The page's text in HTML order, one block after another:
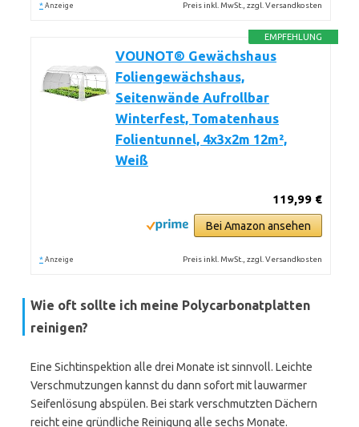
* Anzeige Preis inkl. MwSt., zzgl. Versandkosten
EMPFEHLUNG
VOUNOT® Gewächshaus
Foliengewächshaus,
Seitenwände Aufrollbar
Winterfest, Tomatenhaus
Folientunnel, 4x3x2m 12m²,
Weiß
119,99 €
Bei Amazon ansehen
* Anzeige Preis inkl. MwSt., zzgl. Versandkosten
Wie oft sollte ich meine Polycarbonatplatten
reinigen?
Eine Sichtinspektion alle drei Monate ist sinnvoll. Leichte
Verschmutzungen kannst du dann sofort mit lauwarmer
Seifenlösung abspülen. Bei stark verschmutzten Dächern
reicht eine gründliche Reinigung alle sechs Monate.